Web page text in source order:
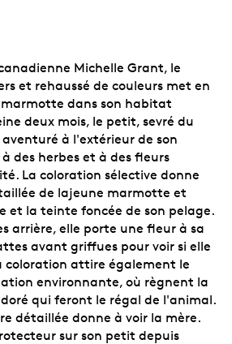
Michelle Grant, le
et rehaussé de couleurs met en
dans son habitat
deux mois, le petit, sevré du
à l'extérieur de son
des herbes et à des fleurs
La coloration sélective donne
de lajeune marmotte et
et la teinte foncée de son pelage.
arrière, elle porte une fleur à sa
avant griffues pour voir si elle
coloration attire également le
environnante, où règnent la
qui feront le régal de l'animal.
détaillée donne à voir la mère.
sur son petit depuis